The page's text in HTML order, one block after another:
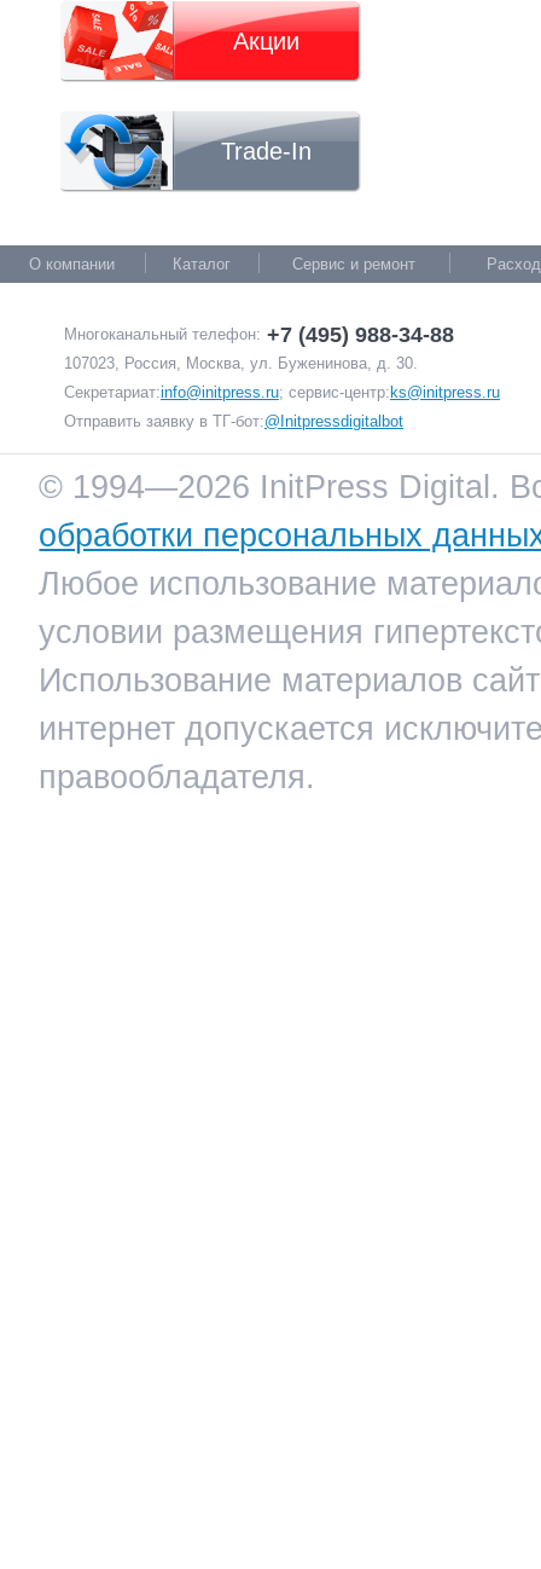
Акции
Trade-In
О компании Каталог Сервис и ремонт
Многоканальный телефон: +7 (495) 988-34-88
107023, Россия, Москва, ул. Буженинова, д. 30.
Секретариат:info@initpress.ru; сервис-центр: ks@initpress.ru
Отправить заявку в ТГ-бот:@Initpressdigitalbot
© 1994—2026 InitPress Digital.
обработки персональных
Любое использование
условии размещения
Использование материалов
интернет допускается
правообладателя.